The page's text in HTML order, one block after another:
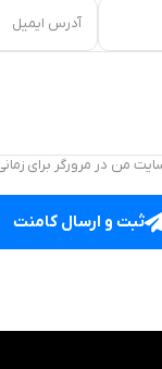
آدرس ایمیل
من در مرورگر برای
ثبت و ارسال کامنت